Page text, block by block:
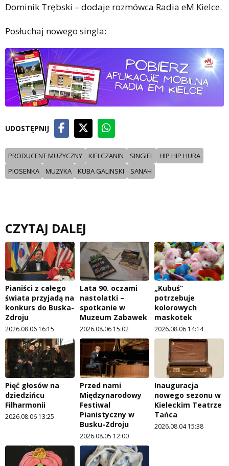
Dominik Trębski – dodaje rozmówca Radia eM Kielce.
Posłuchaj nowego singla:
UDOSTĘPNIJ
PRODUCENT MUZYCZNY KIELCZANIN SINGIEL
HIP HIP HURA
PIOSENKA
MUZYKA KUBA GALINSKI SANAH
CZYTAJ DALEJ
Pianiści z całego
świata przyjadą na
konkurs do Buska-
Zdroju
2026.08.06 16:15
Lata 90. oczami
nastolatki –
spotkanie w
Muzeum Zabawek
2026.08.06 15:02
„Kubuś”
potrzebuje
kolorowych
maskotek
2026.08.06 14:14
Pięć głosów na
dziedzińcu
Filharmonii
2026.08.06 13:25
Przed nami
Międzynarodowy
Festiwal
Pianistyczny w
Busku-Zdroju
2026.08.05 12:00
Inauguracja
nowego sezonu w
Kieleckim Teatrze
Tańca
2026.08.04 15:38